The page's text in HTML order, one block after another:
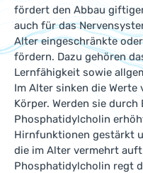
fördert den Abbau
auch für das
Alter eingeschränkte
fördern. Dazu gehören
Lernfähigkeit sowie
Im Alter sinken die
Körper. Werden sie durch
Phosphatidylcholin
Hirnfunktionen gestärkt
die im Alter vermehrt
Phosphatidylcholin regt